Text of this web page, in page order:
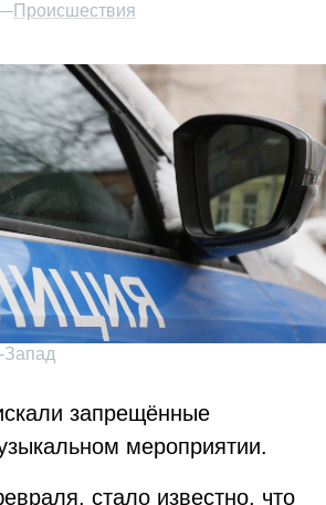
—Происшествия
запрещённые
мероприятии.
стало известно, что